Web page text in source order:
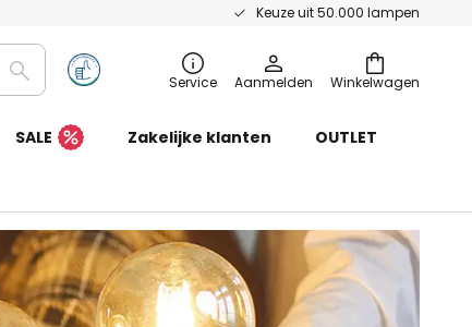
Keuze uit 50.000 lampen
Winkelwagen
Zoeken Service Aanmelden
SALE Zakelijke klanten OUTLET